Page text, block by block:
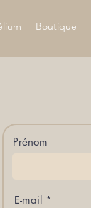
Boutique
Prénom
E-mail